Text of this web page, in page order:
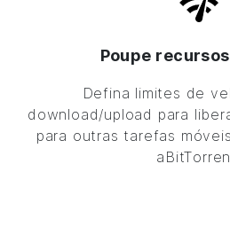
Poupe
Defina limites de
download/upload para
para outras tarefas
a